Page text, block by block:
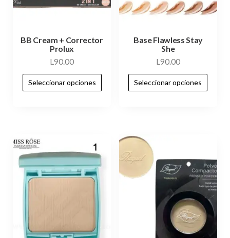
BB Cream + Corrector
Prolux
L90.00
Seleccionar opciones
Base Flawless Stay
She
L90.00
Seleccionar opciones